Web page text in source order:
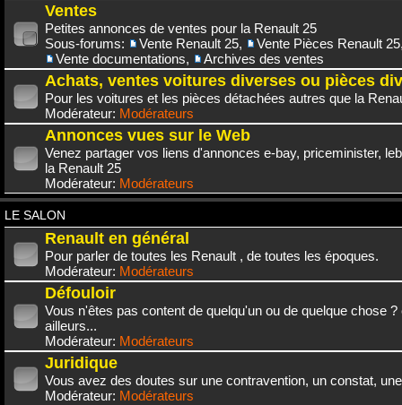
Ventes
Petites annonces de ventes pour la Renault 25
Sous-forums:
Vente Renault 25, Vente Pièces Renault 25
Vente documentations, Archives des ventes
Achats, ventes voitures diverses ou pièces
Pour les voitures et les pièces détachées autres que la
Modérateur: Modérateurs
Annonces vues sur le Web
Venez partager vos liens d'annonces e-bay, priceminister,
la Renault 25
Modérateur: Modérateurs
LE SALON
Renault en général
Pour parler de toutes les Renault , de toutes les époques.
Modérateur: Modérateurs
Défouloir
Vous n'êtes pas content de quelqu'un ou de quelque chose
ailleurs...
Modérateur: Modérateurs
Juridique
Vous avez des doutes sur une contravention, un constat,
Modérateur: Modérateurs